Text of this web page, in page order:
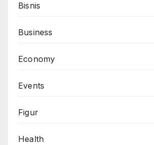
Bisnis
Business
Economy
Events
Figur
Health